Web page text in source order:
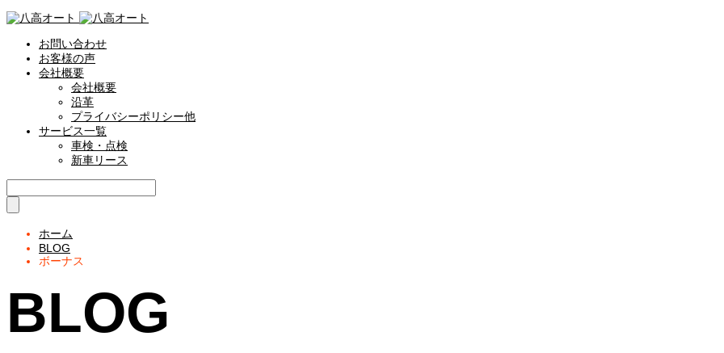
お問い合わせ
お客様の声
会社概要
会社概要
沿革
プライバシーポリシー他
サービス一覧
車検・点検
新車リース
ホーム
BLOG
ボーナス
BLOG